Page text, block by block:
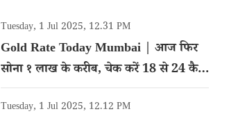
Tuesday, 1 Jul 2025, 12.31 PM
Gold Rate Today Mumbai | आज फिर
सोना १ लाख के करीब, चेक करें 18 से 24 कैरेट
गोल्ड का रेट
Tuesday, 1 Jul 2025, 12.12 PM